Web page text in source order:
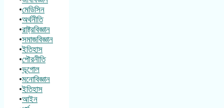
•মেডিসিন
•অর্থনীতি
•রাষ্ট্রবিজ্ঞান
•সমাজবিজ্ঞান
•ইতিহাস
•পৌরনীতি
•ভূগোল
•মনোবিজ্ঞান
•ইতিহাস
•আইন